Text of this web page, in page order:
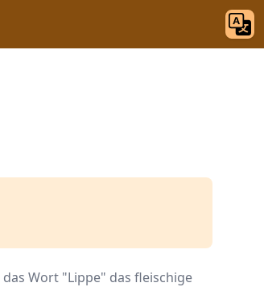
Wort "Lippe" das fleischige